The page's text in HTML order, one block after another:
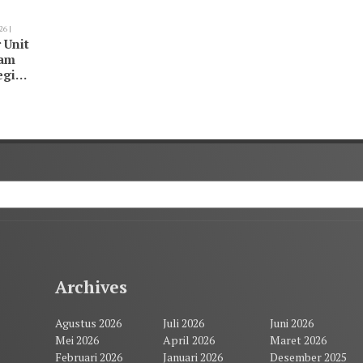
|
Unit
Archives
Agustus 2026 Juli 2026
Juni 2026
Mei 2026
April 2026
Maret 2026
Februari 2026
Januari 2026
Desember 2025